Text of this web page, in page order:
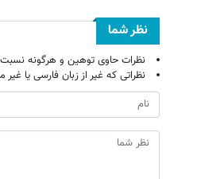
نظر شما
نظرات حاوی توهین و هرگونه
نظراتی که غیر از زبان فارسی یا